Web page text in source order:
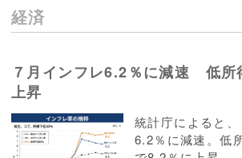
経済
７月インフレ6.2％に減速 低所
上昇
統計庁によると
6.2％に減速。低